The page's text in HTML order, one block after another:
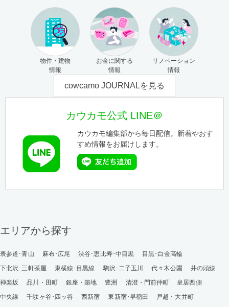
物件・建物
情報
お金に関する
情報
リノベーション
情報
cowcamo JOURNALを見る
カウカモ公式 LINE＠
カウカモ編集部から毎日配信。新着やおす
すめ情報をお届けします。
エリアから探す
表参道･青山 麻布･広尾 渋谷･恵比寿･中目黒
目黒･白金高輪
下北沢･三軒茶屋
東横線･目黒線 駒沢･二子玉川 代々木公園
井の頭線
神楽坂
品川・田町 銀座・築地 豊洲 清澄・門前仲町
皇居西側
中央線
千駄ヶ谷･四ッ谷 西新宿 東新宿･早稲田
戸越・大井町